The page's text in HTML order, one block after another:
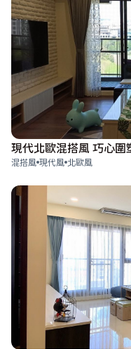
現代北歐混搭風 巧心
混搭風 現代風 北歐風